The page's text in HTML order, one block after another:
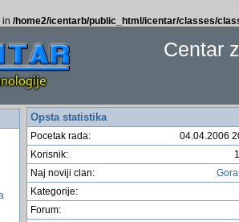
in /home2/icentarb/public_html/icentar/classes/
Centar
Opsta statistika
04.04.2006
Pocetak rada:
Korisnik:
Naj noviji clan:
Kategorije:
Forum: